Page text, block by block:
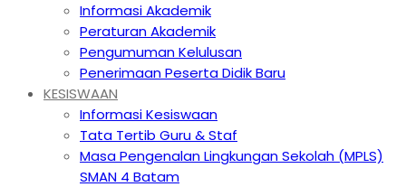
Informasi Akademik
Peraturan Akademik
Pengumuman Kelulusan
Penerimaan Peserta Didik Baru
KESISWAAN
Informasi Kesiswaan
Tata Tertib Guru & Staf
Masa Pengenalan Lingkungan Sekolah (MPLS)
SMAN 4 Batam